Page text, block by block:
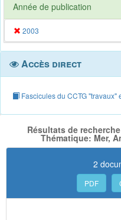
Année de publication
2003
Accès direct
Fascicules du CCTG "travaux"
Résultats de
Thématique: Mer,
2
PDF